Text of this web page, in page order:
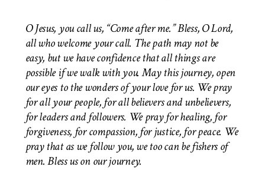
O Jesus, you call us, “Come after me.” Bless, O Lord,
all who welcome your call. The path may not be
easy, but we have confidence that all things are
possible if we walk with you. May this journey, open
our eyes to the wonders of your love for us. We pray
for all your people, for all believers and unbelievers,
for leaders and followers. We pray for healing, for
forgiveness, for compassion, for justice, for peace. We
pray that as we follow you, we too can be fishers of
men.Bless us on our journey.